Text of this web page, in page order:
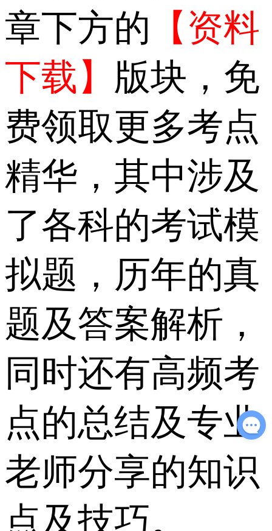
章下方的 【资料
下载】 版块，免
费领取更多考点
精华，其中涉及
了各科的考试模
拟题，历年的真
题及答案解析，
同时还有高频考
点的总结及专业
老师分享的知识
点及技巧。